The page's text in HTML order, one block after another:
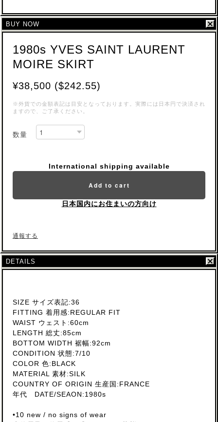
BUY NOW
1980s YVES SAINT LAURENT
MOIRE SKIRT
¥38,500 ($242.55)
※外貨での金額表記は目安となっております。実際には日本円で決済され
ますので、ご了承ください。
数量
International shipping available
Add to cart
日本国内にお住まいの方向け
通報する
DETAILS
SIZE サイズ表記:36
FITTING 着用感:REGULAR FIT
WAIST ウェスト:60cm
LENGTH 総丈:85cm
BOTTOM WIDTH 裾幅:92cm
CONDITION 状態:7/10
COLOR 色:BLACK
MATERIAL 素材:SILK
COUNTRY OF ORIGIN 生産国:FRANCE
年代 DATE/SEAON:1980s
•10 new / no signs of wear